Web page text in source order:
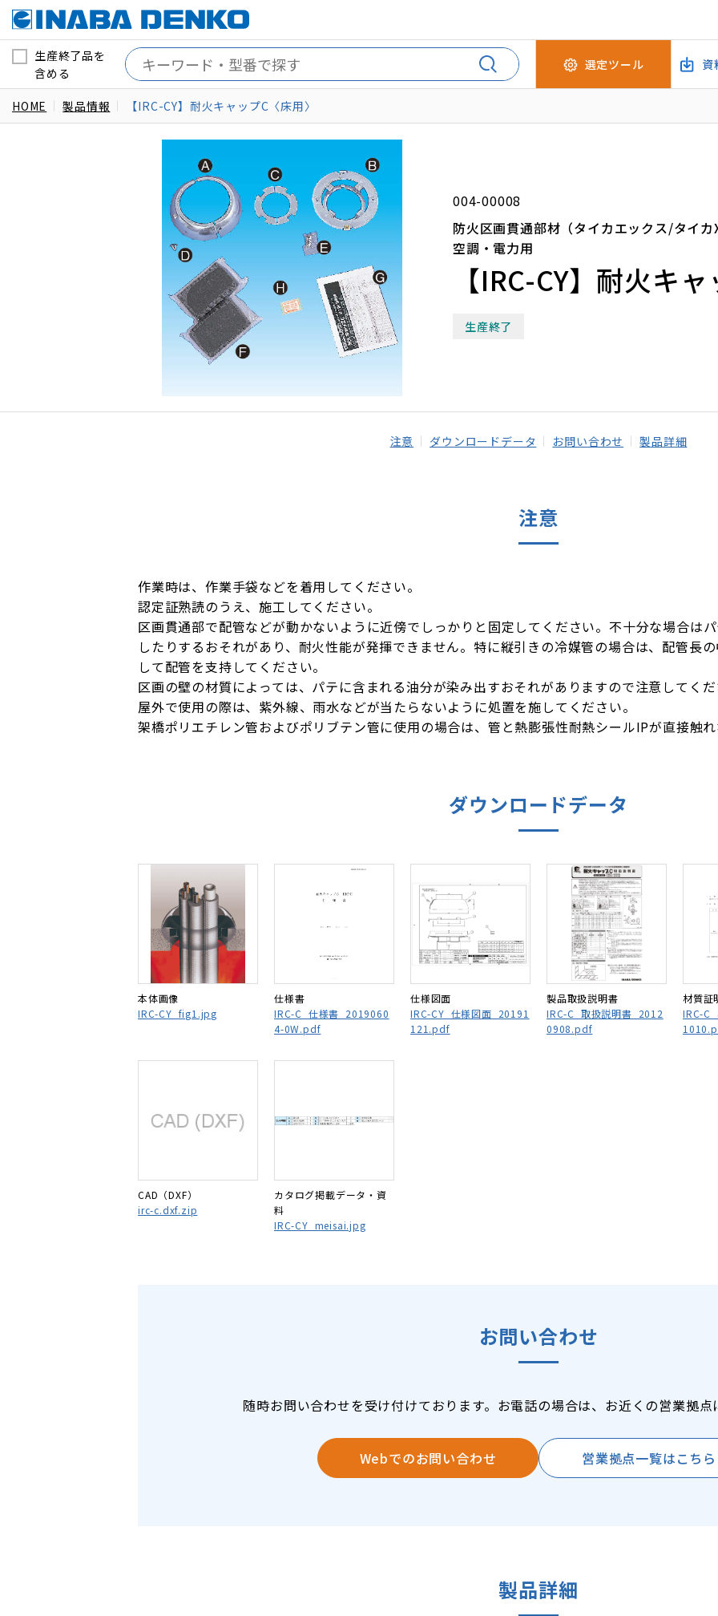
生産終了品を
含める
選定ツール 資
HOME 製品情報 【IRC-CY】耐火キャップC〈床用〉
004-00008
防火区画貫通部材（タイカエックス/タイカX
空調・電力用
【IRC-CY】耐火キ
生産終了
注意 ダウンロードデータ お問い合わせ 製品詳細
注意
作業時は、作業手袋などを着用してください。
認定証熟読のうえ、施工してください。
区画貫通部で配管などが動かないように近傍でしっかりと固定してください。不十分な場合は
したりするおそれがあり、耐火性能が発揮できません。特に縦引きの冷媒管の場合は、配管長
して配管を支持してください。
区画の壁の材質によっては、パテに含まれる油分が染み出すおそれがありますので注意してくだ
屋外で使用の際は、紫外線、雨水などが当たらないように処置を施してください。
架橋ポリエチレン管およびポリブテン管に使用の場合は、管と熱膨張性耐熱シールIPが直接触れ
ダウンロードデータ
本体画像
IRC-CY_fig1.jpg
仕様書
IRC-C_仕様書_2019060
4-0W.pdf
仕様図面
IRC-CY_仕様図面_20191
121.pdf
製品取扱説明書
IRC-C_取扱説明書_2012
0908.pdf
材質証
IRC-
CAD（DXF）
irc-c.dxf.zip
カタログ掲載データ・資
料
IRC-CY_meisai.jpg
お問い合わせ
随時お問い合わせを受け付けております。お電話の場合は、お近くの営業拠点
Webでのお問い合わせ 営業拠点一覧はこちら
製品詳細